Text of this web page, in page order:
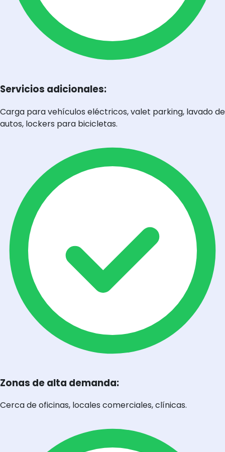
Servicios adicionales:
Carga para vehículos eléctricos, valet parking, lavado de
autos, lockers para bicicletas.
Zonas de alta demanda:
Cerca de oficinas, locales comerciales, clínicas.